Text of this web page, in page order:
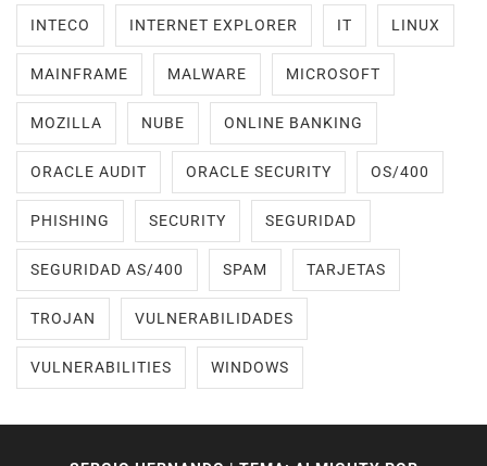
INTECO INTERNET EXPLORER IT LINUX
MAINFRAME MALWARE MICROSOFT
MOZILLA NUBE ONLINE BANKING
ORACLE AUDIT ORACLE SECURITY OS/400
PHISHING SECURITY SEGURIDAD
SEGURIDAD AS/400 SPAM TARJETAS
TROJAN VULNERABILIDADES
VULNERABILITIES WINDOWS